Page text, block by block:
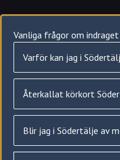
Hur du i Södertälje kan
ytterligare prövning.
Såvida du inte haft
Har ditt körkort blivit
körkortstillstånd för att
Vanliga frågor om
Varför kan jag i
Återkallat körkort
Blir jag i Södertälje av